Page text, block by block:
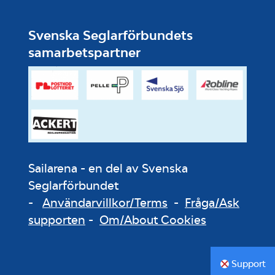
Svenska Seglarförbundets
samarbetspartner
Sailarena - en del av Svenska
Seglarförbundet
- Användarvillkor/Terms - Fråga/Ask
supporten - Om/About Cookies
Support